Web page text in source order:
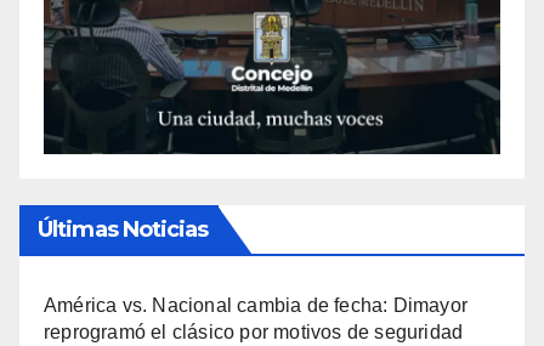
Últimas Noticias
América vs. Nacional cambia de fecha: Dimayor
reprogramó el clásico por motivos de seguridad